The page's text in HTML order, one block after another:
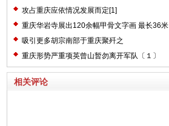
烧毁
攻占重庆应依情况发展而定[1]
重庆华岩寺展出120余幅甲骨文字画 最长36米
吸引更多胡宗南部于重庆聚歼之
重庆形势严重项英曾山暂勿离开军队〔１〕
相关评论